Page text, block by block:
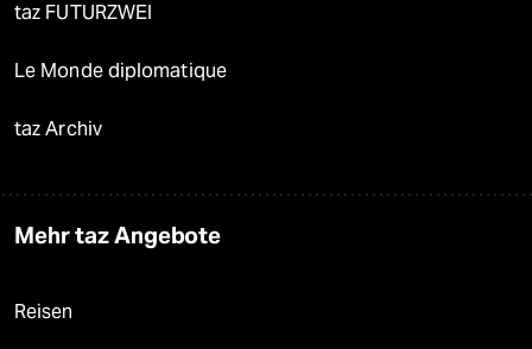
taz FUTURZWEI
Le Monde diplomatique
taz Archiv
Mehr taz Angebote
Reisen